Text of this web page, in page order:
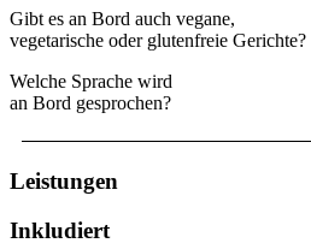
Gibt es an Bord auch vegane,
vegetarische oder glutenfreie Gerichte?
Welche Sprache wird
an Bord gesprochen?
Leistungen
Inkludiert